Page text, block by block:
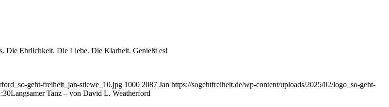
Die Ehrlichkeit. Die Liebe. Die Klarheit. Genießt es!
geht-freiheit_jan-stiewe_10.jpg 1000 2087 Jan https://sogehtfreiheit.de/wp-content/uploads/2025/02/logo_so-geht-
Langsamer Tanz – von David L. Weatherford